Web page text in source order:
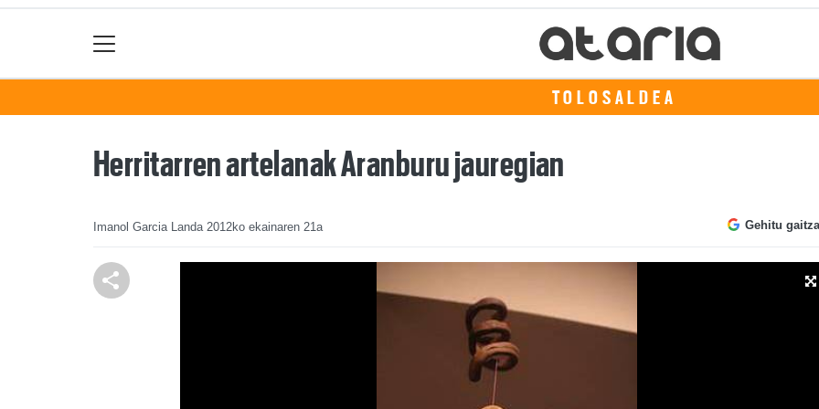
TOLOSALDEA
Herritarren artelanak Aranburu jauregian
Imanol Garcia Landa 2012ko ekainaren 21a Gehitu